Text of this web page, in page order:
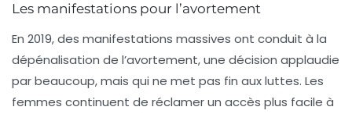
Les manifestations pour l’avortement
En 2019, des manifestations massives ont conduit à la
dépénalisation de l’avortement, une décision applaudie
par beaucoup, mais qui ne met pas fin aux luttes. Les
femmes continuent de réclamer un accès plus facile à